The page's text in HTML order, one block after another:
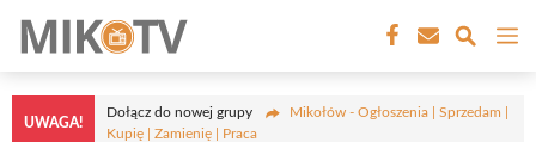
treści
UWAGA!
Dołącz do nowej grupy
Mikołów - Ogłoszenia | Sprzedam |
Kupię | Zamienię | Praca